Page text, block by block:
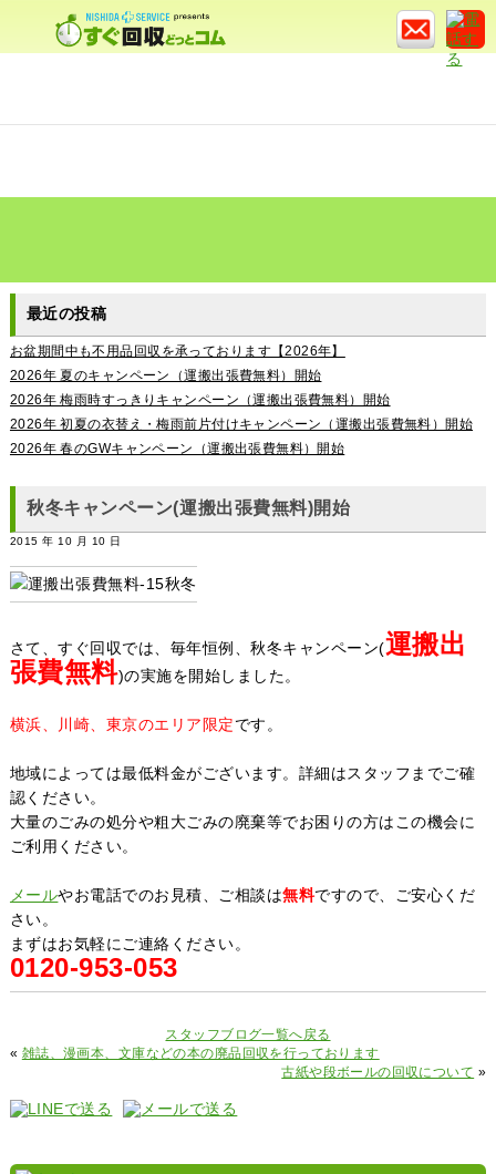
最近の投稿
お盆期間中も不用品回収を承っております【2026年】
2026年 夏のキャンペーン（運搬出張費無料）開始
2026年 梅雨時すっきりキャンペーン（運搬出張費無料）開始
2026年 初夏の衣替え・梅雨前片付けキャンペーン（運搬出張費無料）開始
2026年 春のGWキャンペーン（運搬出張費無料）開始
秋冬キャンペーン(運搬出張費無料)開始
2015 年 10 月 10 日
さて、すぐ回収では、毎年恒例、秋冬キャンペーン(運搬出
張費無料)の実施を開始しました。
横浜、川崎、東京のエリア限定です。
地域によっては最低料金がございます。詳細はスタッフまでご確
認ください。
大量のごみの処分や粗大ごみの廃棄等でお困りの方はこの機会に
ご利用ください。
メールやお電話でのお見積、ご相談は無料ですので、ご安心くだ
さい。
まずはお気軽にご連絡ください。
0120-953-053
スタッフブログ一覧へ戻る
« 雑誌、漫画本、文庫などの本の廃品回収を行っております
古紙や段ボールの回収について »